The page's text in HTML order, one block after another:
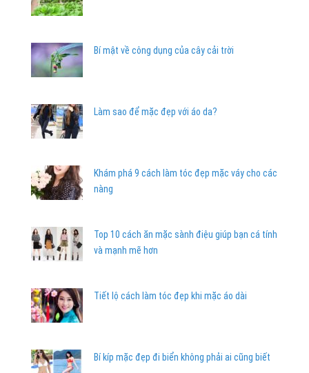
Bí mật về công dụng của cây cải trời
Làm sao để mặc đẹp với áo da?
Khám phá 9 cách làm tóc đẹp mặc váy cho các
nàng
Top 10 cách ăn mặc sành điệu giúp bạn cá tính
và mạnh mẽ hơn
Tiết lộ cách làm tóc đẹp khi mặc áo dài
Bí kíp mặc đẹp đi biển không phải ai cũng biết